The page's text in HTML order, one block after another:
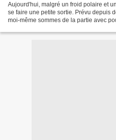
Aujourd'hui, malgré un froid polaire et
se faire une petite sortie. Prévu depuis
moi-même sommes de la partie avec